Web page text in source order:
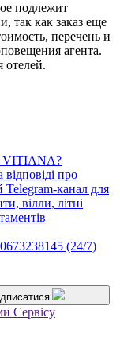
подлежит
так как заказ еще
перечень и
агента.
отелей.
VITIANA?
про
Telegram-канал для
вілли, літні
(24/7)
Сервісу